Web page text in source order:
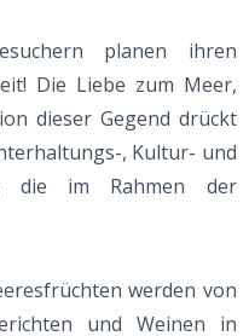
planen ihren
Die Liebe zum Meer,
dieser Gegend drückt
, Kultur- und
die im Rahmen der
werden von
und Weinen in